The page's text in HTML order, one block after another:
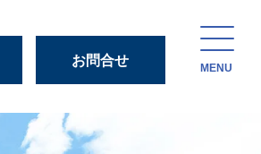
お問合せ
MENU